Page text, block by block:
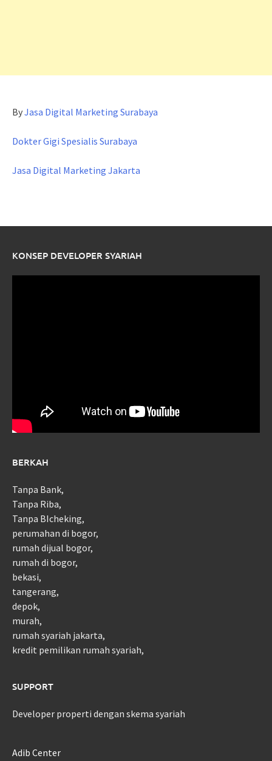
ByJasa Digital Marketing Surabaya
Dokter Gigi Spesialis Surabaya
Jasa Digital Marketing Jakarta
KONSEP DEVELOPER SYARIAH
BERKAH
Tanpa Bank,
Tanpa Riba,
Tanpa BIcheking,
perumahan di bogor,
rumah dijual bogor,
rumah di bogor,
bekasi,
tangerang,
depok,
murah,
rumah syariah jakarta,
kredit pemilikan rumah syariah,
SUPPORT
Developer properti dengan skema syariah
Adib Center